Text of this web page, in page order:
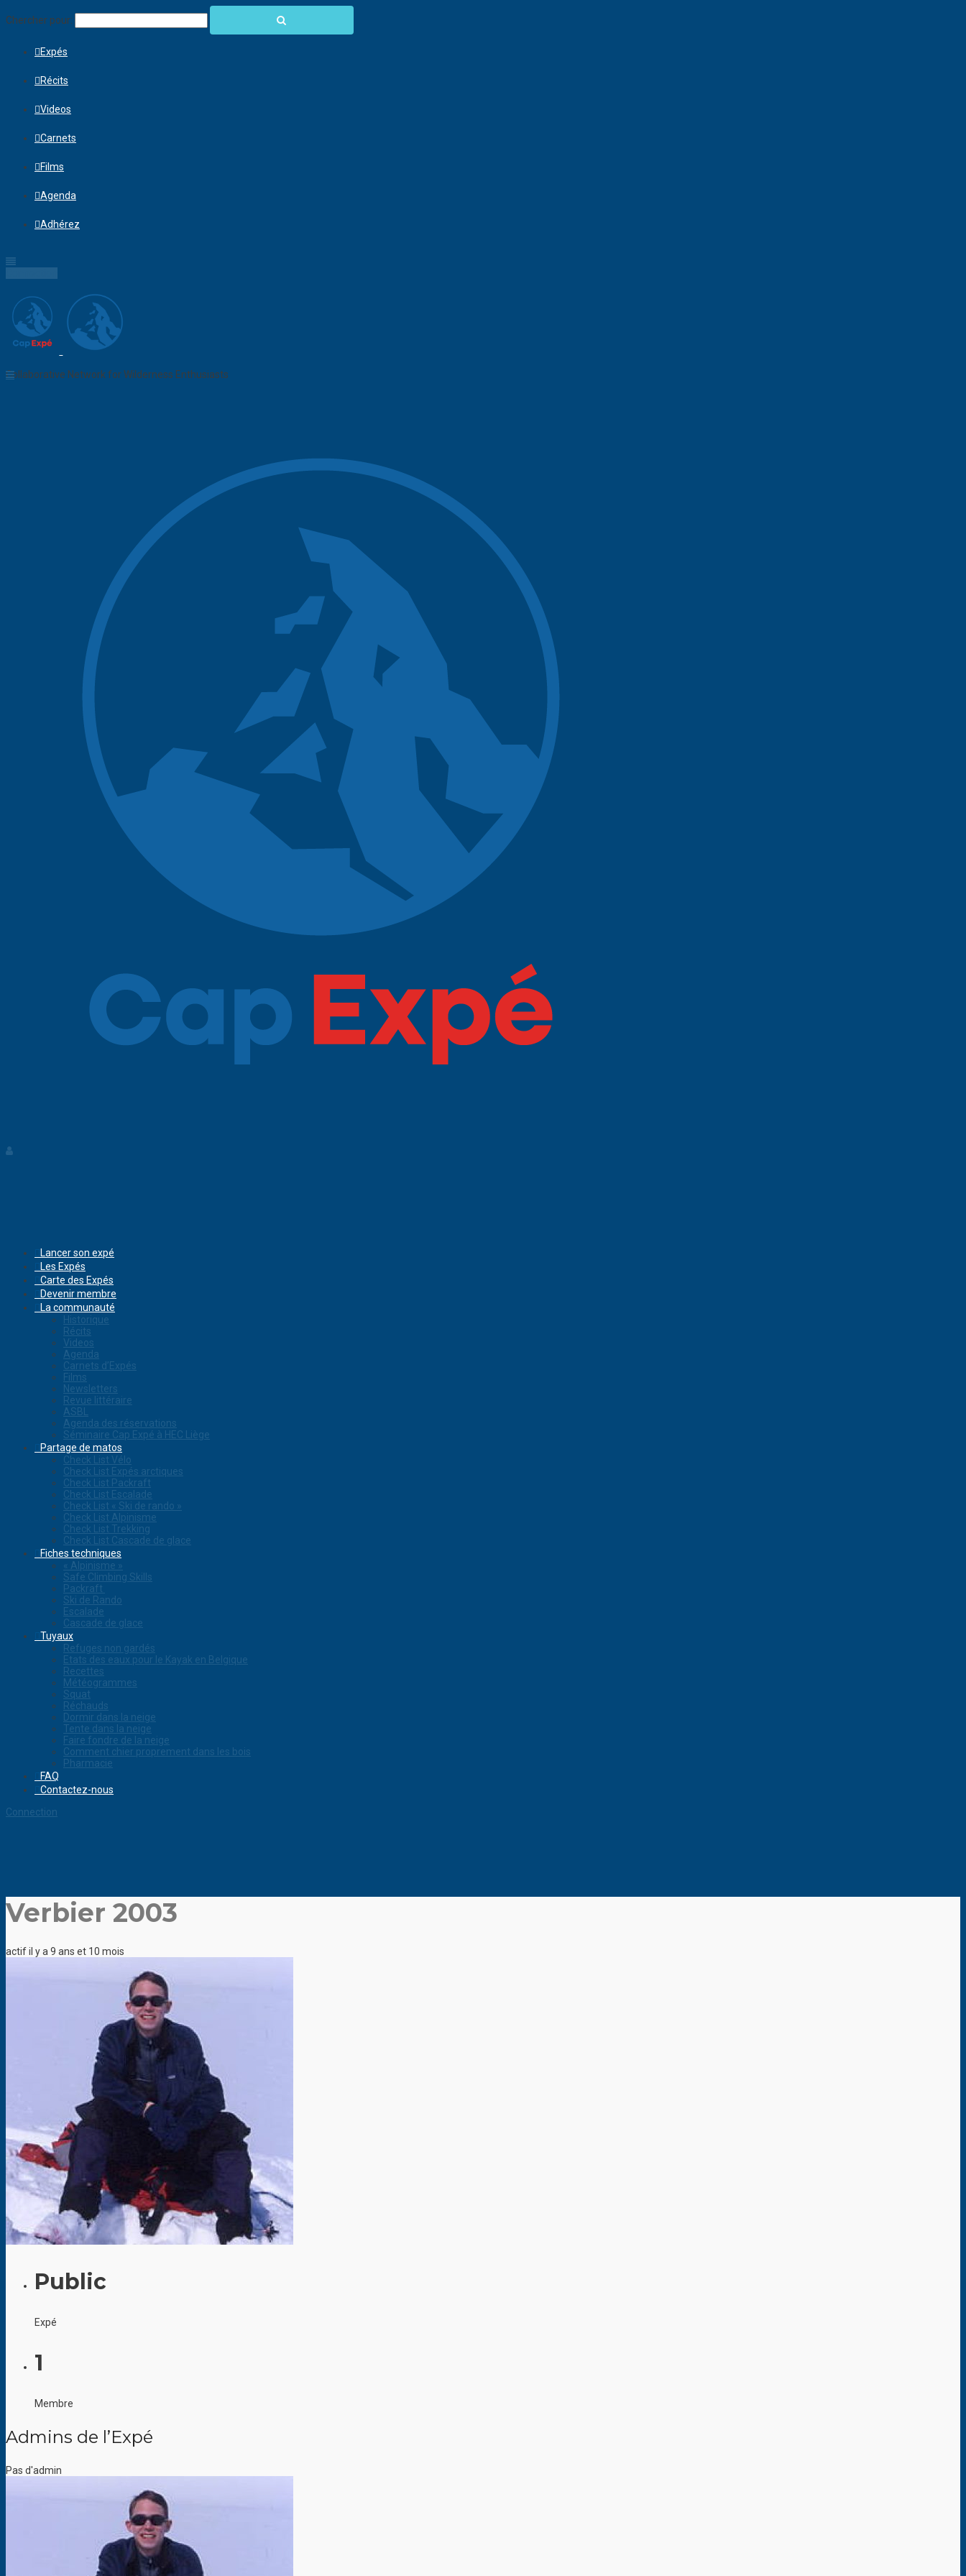
Chercher pour:
Expés
Récits
Videos
Carnets
Films
Agenda
Adhérez
Collaborative Network for Wilderness Enthusiasts
Lancer son expé
Les Expés
Carte des Expés
Devenir membre
La communauté
Historique
Récits
Videos
Agenda
Carnets d’Expés
Films
Newsletters
Revue littéraire
ASBL
Agenda des réservations
Séminaire Cap Expé à HEC Liège
Partage de matos
Check List Vélo
Check List Expés arctiques
Check List Packraft
Check List Escalade
Check List « Ski de rando »
Check List Alpinisme
Check List Trekking
Check List Cascade de glace
Fiches techniques
« Alpinisme »
Safe Climbing Skills
Packraft
Ski de Rando
Escalade
Cascade de glace
Tuyaux
Refuges non gardés
Etats des eaux pour le Kayak en Belgique
Recettes
Météogrammes
Squat
Réchauds
Dormir dans la neige
Tente dans la neige
Faire fondre de la neige
Comment chier proprement dans les bois
Pharmacie
FAQ
Contactez-nous
Connection
Verbier 2003
actif il y a 9 ans et 10 mois
Public
Expé
1
Membre
Admins de l’Expé
Pas d'admin